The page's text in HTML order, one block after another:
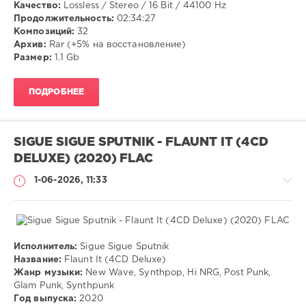
Rock
Качество: Lossless / Stereo / 16 Bit / 44100 Hz
Продолжительность: 02:34:27
Композиций: 32
Архив: Rar (+5% на восстановление)
Размер: 1.1 Gb
ПОДРОБНЕЕ
SIGUE SIGUE SPUTNIK - FLAUNT IT (4CD
DELUXE) (2020) FLAC
1-06-2026, 11:33
Музыка
VANGOG19
Исполнитель: Sigue Sigue Sputnik
Название: Flaunt It (4CD Deluxe)
Жанр музыки:
New Wave, Synthpop, Hi NRG, Post Punk,
Glam Punk, Synthpunk
Год выпуска: 2020